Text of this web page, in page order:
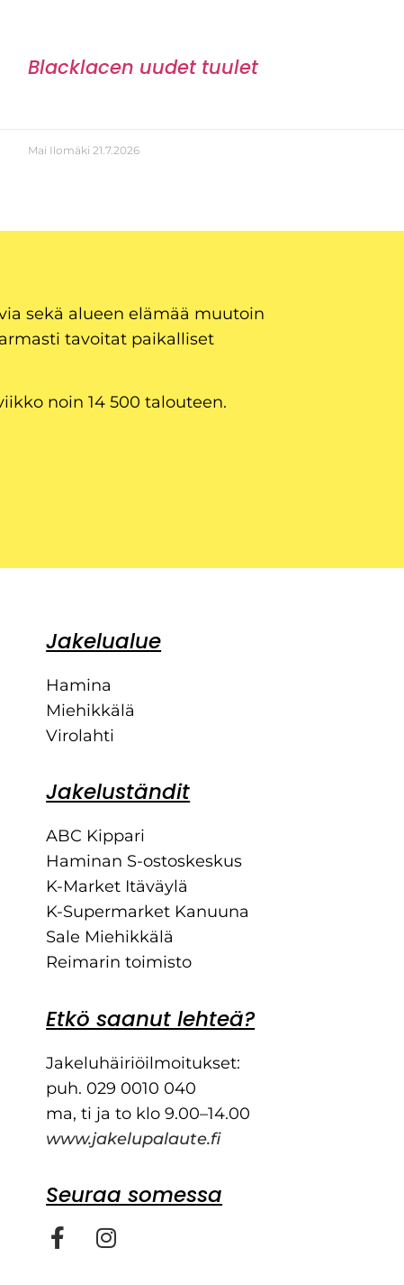
noin 14 500 talouteen.
Hamina
Virolahti
ABC Kippari
K-Market Itäväylä
K-Supermarket Kanuuna
Sale Miehikkälä
Reimarin toimisto
Jakeluhäiriöilmoitukset:
ma, ti ja to klo 9.00–14.00
www.jakelupalaute.fi
Seuraa somessa